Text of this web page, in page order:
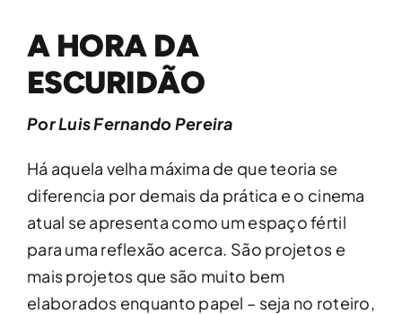
A HORA DA
ESCURIDÃO
Por Luis Fernando Pereira
Há aquela velha máxima de que teoria se
diferencia por demais da prática e o cinema
atual se apresenta como um espaço fértil
para uma reflexão acerca. São projetos e
mais projetos que são muito bem
elaborados enquanto papel – seja no roteiro,